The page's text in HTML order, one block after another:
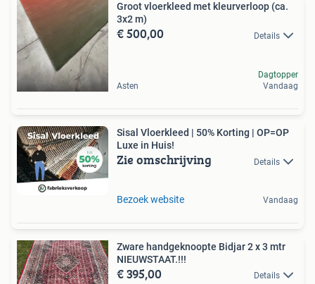
Groot vloerkleed met kleurverloop (ca.
3x2 m)
€ 500,00 Details
Asten
Dagtopper
Vandaag
Sisal Vloerkleed | 50% Korting | OP=OP
Luxe in Huis!
Zie omschrijving Details
Bezoek website Vandaag
Zware handgeknoopte Bidjar 2 x 3 mtr
NIEUWSTAAT.!!!
€ 395,00 Details